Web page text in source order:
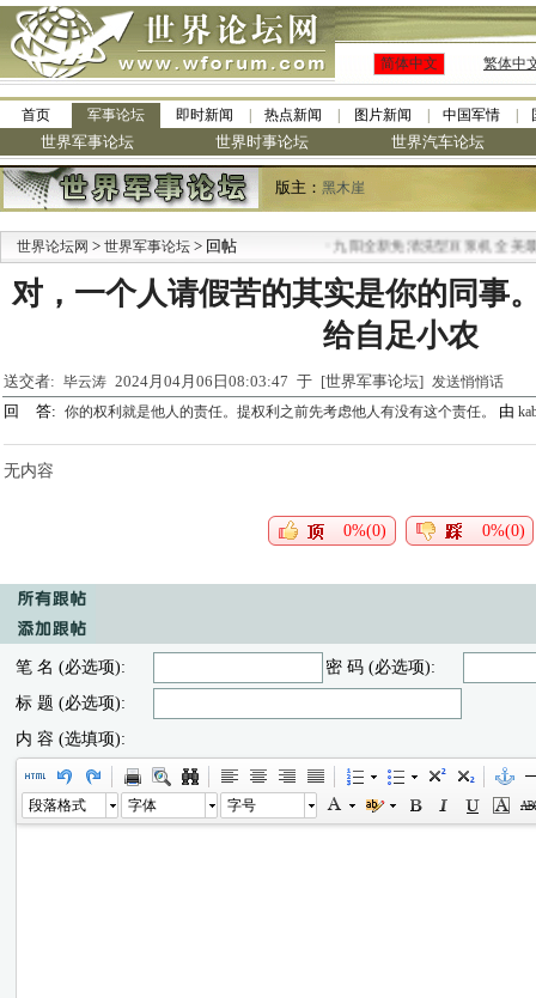
简体中文 繁体中
首页 军事论坛 即时新闻 热点新闻 图片新闻 中国军情
世界军事论坛 世界时事论坛 世界汽车论坛
版主： 黑木崖
世界论坛网 > 世界军事论坛 > 回帖 九阳全新免清洗型豆浆机 全美最低
对，一个人请假苦的其实是你的同事
给自足小农
送交者: 毕云涛 2024月04月06日08:03:47 于 [世界军事论坛] 发送悄悄话
回 答: 你的权利就是他人的责任。提权利之前先考虑他人有没有这个责任。 由
无内容
0%(0) 0%(0)
笔 名 (必选项):
密 码 (必选项):
标 题 (必选项):
内 容 (选填项):
段落格式 字体 字号